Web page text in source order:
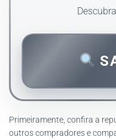
Primeiramente, confira a
outros compradores e